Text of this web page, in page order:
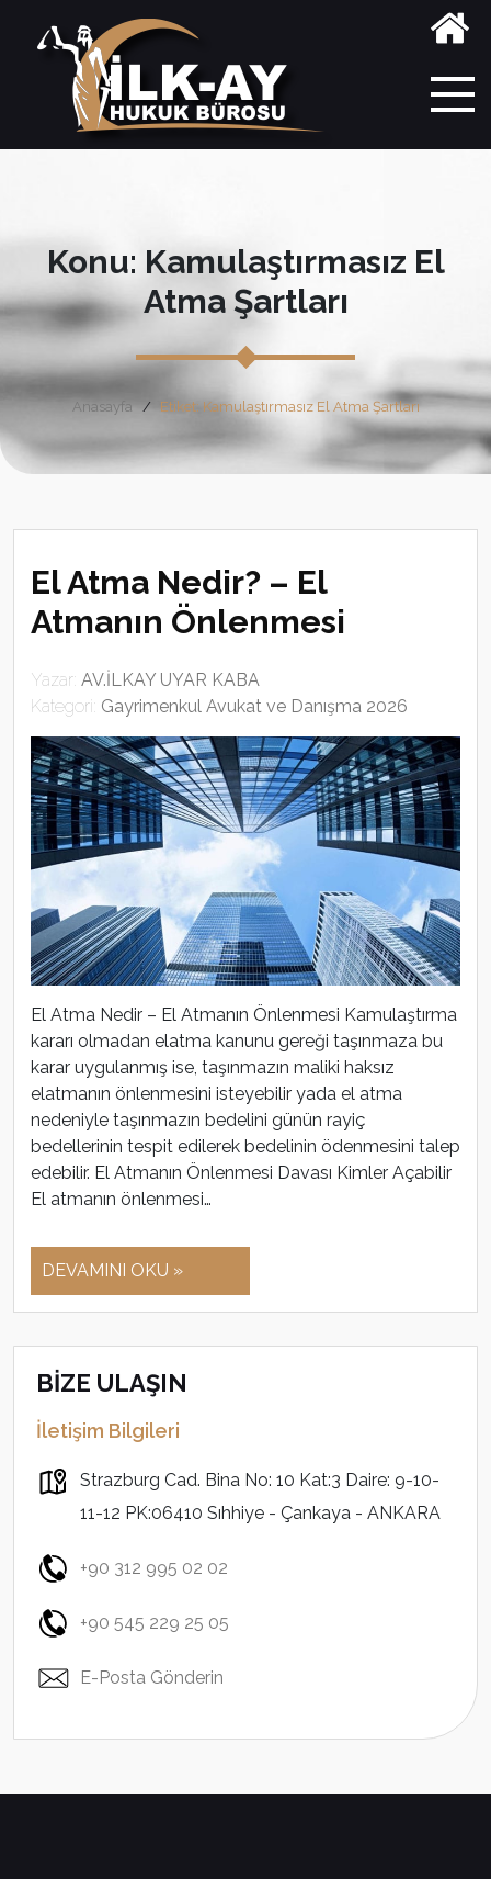
Konu: Kamulaştırmasız El
Atma Şartları
Anasayfa Etiket: Kamulaştırmasız El Atma Şartları
El Atma Nedir? – El
Atmanın Önlenmesi
Yazar: AV.İLKAY UYAR KABA
Kategori: Gayrimenkul Avukat ve Danışma 2026
El Atma Nedir – El Atmanın Önlenmesi Kamulaştırma
kararı olmadan elatma kanunu gereği taşınmaza bu
karar uygulanmış ise, taşınmazın maliki haksız
elatmanın önlenmesini isteyebilir yada el atma
nedeniyle taşınmazın bedelini günün rayiç
bedellerinin tespit edilerek bedelinin ödenmesini talep
edebilir. El Atmanın Önlenmesi Davası Kimler Açabilir
El atmanın önlenmesi…
DEVAMINI OKU »
BİZE ULAŞIN
İletişim Bilgileri
Strazburg Cad. Bina No: 10 Kat:3 Daire: 9-10-
11-12 PK:06410 Sıhhiye - Çankaya - ANKARA
+90 312 995 02 02
+90 545 229 25 05
E-Posta Gönderin